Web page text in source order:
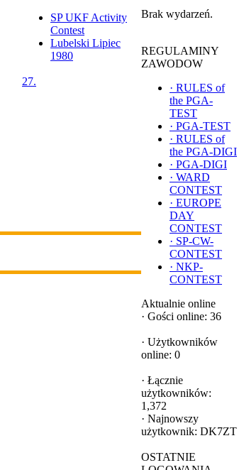
SP UKF Activity
Contest
Lubelski Lipiec
1980
27.
Brak wydarzeń.
REGULAMINY
ZAWODOW
· RULES of
the PGA-
TEST
· PGA-TEST
· RULES of
the PGA-DIGI
· PGA-DIGI
· WARD
CONTEST
· EUROPE
DAY
CONTEST
· SP-CW-
CONTEST
· NKP-
CONTEST
Aktualnie online
· Gości online: 36
· Użytkowników
online: 0
· Łącznie
użytkowników:
1,372
· Najnowszy
użytkownik: DK7ZT
OSTATNIE